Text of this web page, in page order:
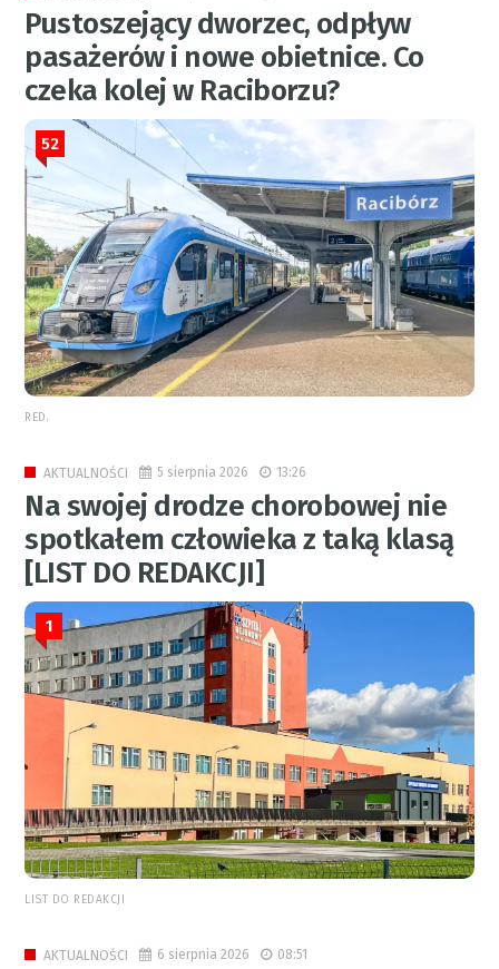
Pustoszejący dworzec, odpływ
pasażerów i nowe obietnice. Co
czeka kolej w Raciborzu?
52
RED.
AKTUALNOŚCI 5 sierpnia 2026 13:26
Na swojej drodze chorobowej nie
spotkałem człowieka z taką klasą
[LIST DO REDAKCJI]
1
LIST DO REDAKCJI
AKTUALNOŚCI 6 sierpnia 2026 08:51